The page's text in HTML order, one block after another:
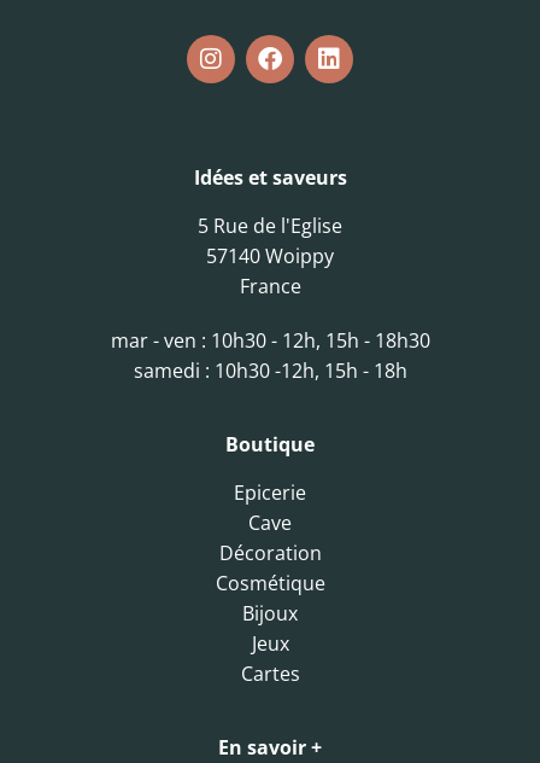
Idées et saveurs
5 Rue de l'Eglise
57140 Woippy
France
mar - ven : 10h30 - 12h, 15h - 18h30
samedi : 10h30 -12h, 15h - 18h
Boutique
Epicerie
Cave
Décoration
Cosmétique
Bijoux
Jeux
Cartes
En savoir +